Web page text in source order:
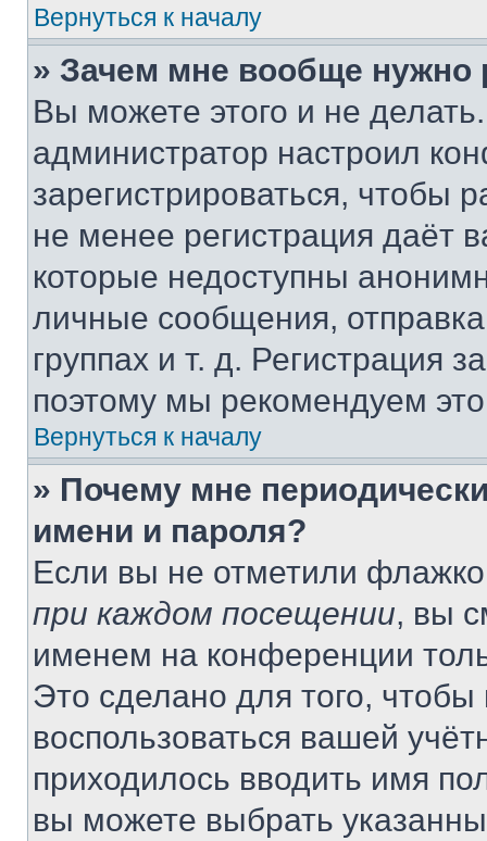
Вернуться к началу
» Зачем мне вообще нужно
Вы можете этого и не
администратор настроил
зарегистрироваться, чтобы
не менее регистрация даёт
которые недоступны
личные сообщения,
группах и т. д. Регистрация
поэтому мы рекомендуем
Вернуться к началу
» Почему мне
имени и пароля?
Если вы не отметили
при каждом посещении, вы
именем на конференции
Это сделано для того, чтобы
воспользоваться вашей
приходилось вводить имя
вы можете выбрать